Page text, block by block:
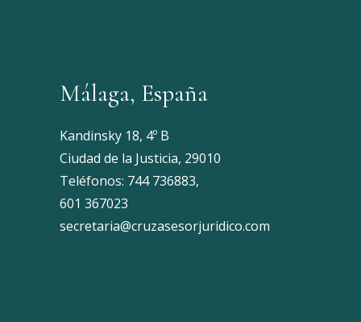
Málaga, España
Kandinsky 18, 4º B
Ciudad de la Justicia, 29010
Teléfonos: 744 736883,
601 367023
secretaria@cruzasesorjuridico.com